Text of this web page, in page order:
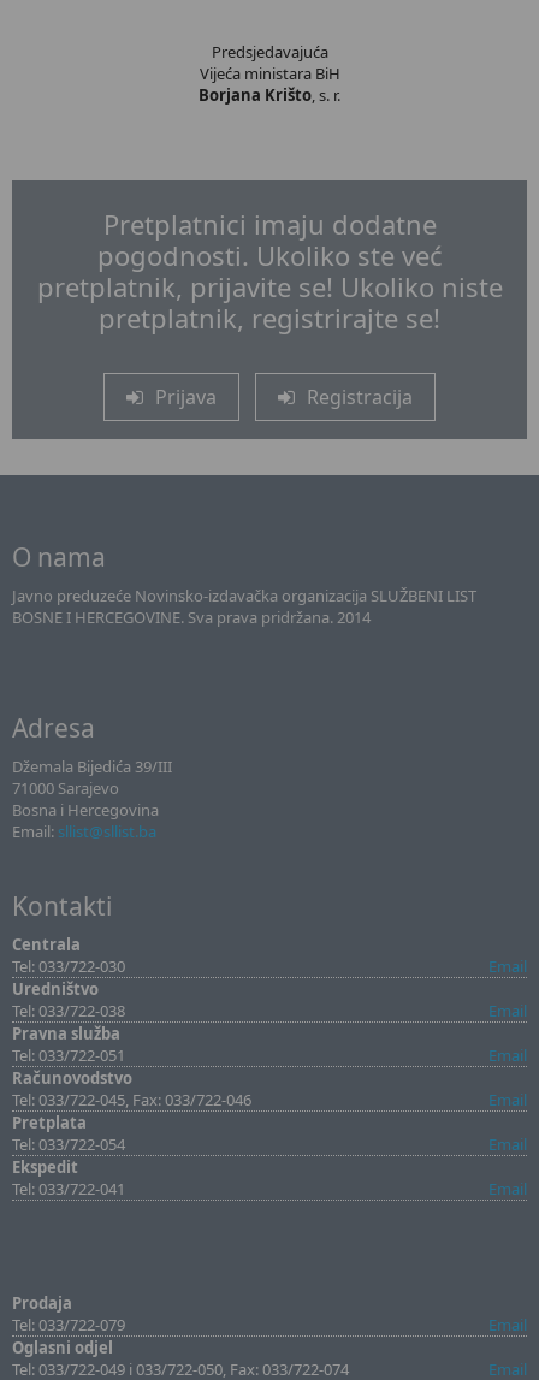
Predsjedavajuća
Vijeća ministara BiH
Borjana Krišto, s. r.
Pretplatnici imaju dodatne
pogodnosti. Ukoliko ste već
pretplatnik, prijavite se! Ukoliko niste
pretplatnik, registrirajte se!
Prijava Registracija
O nama
Javno preduzeće Novinsko-izdavačka organizacija SLUŽBENI LIST
BOSNE I HERCEGOVINE. Sva prava pridržana. 2014
Adresa
Džemala Bijedića 39/III
71000 Sarajevo
Bosna i Hercegovina
Email: sllist@sllist.ba
Kontakti
Centrala
Tel: 033/722-030
Email
Uredništvo
Tel: 033/722-038
Email
Pravna služba
Tel: 033/722-051
Email
Računovodstvo
Tel: 033/722-045, Fax: 033/722-046
Email
Pretplata
Tel: 033/722-054
Email
Ekspedit
Tel: 033/722-041
Email
Prodaja
Tel: 033/722-079
Email
Oglasni odjel
Tel: 033/722-049 i 033/722-050, Fax: 033/722-074
Email